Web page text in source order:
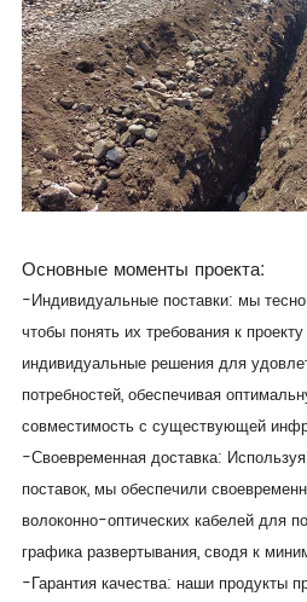
Основные моменты проекта:
-Индивидуальные поставки: мы
чтобы понять их требования к
индивидуальные решения для
потребностей, обеспечивая
совместимость с существующей
-Своевременная доставка:
поставок, мы обеспечили
волоконно-оптических кабелей для
графика развертывания, сводя к
-Гарантия качества: наши продукты